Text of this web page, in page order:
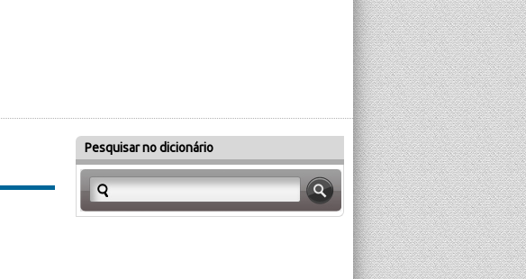
Pesquisar no dicionário